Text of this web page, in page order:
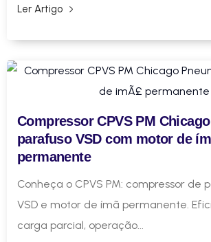
Ler Artigo
Compressor CPVS PM
parafuso VSD com motor de
permanente
Conheça o CPVS PM: compressor de
VSD e motor de ímã permanente.
carga parcial, operação...